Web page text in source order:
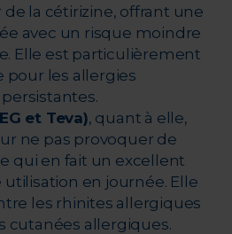
la cétirizine, offrant une
avec un risque moindre
Elle est particulièrement
les allergies
EG et Teva), quant à elle,
ne pas provoquer de
qui en fait un excellent
en journée. Elle
les rhinites allergiques
cutanées allergiques.